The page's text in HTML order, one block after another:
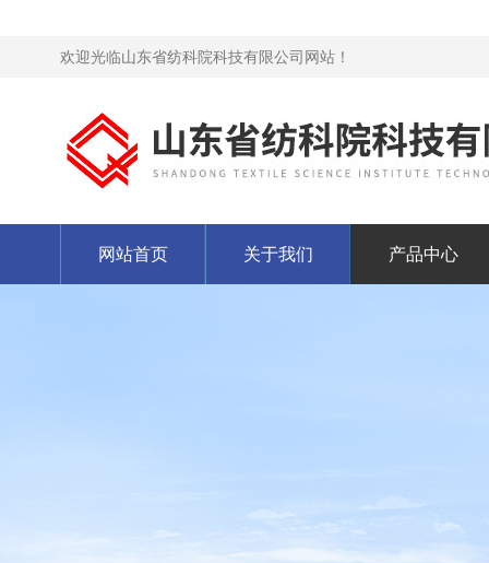
欢迎光临山东省纺科院科技有限公司网站！
网站首页 关于我们 产品中心